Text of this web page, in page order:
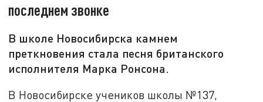
последнем звонке
В школе Новосибирска камнем
преткновения стала песня британского
исполнителя Марка Ронсона.
В Новосибирске учеников школы №137,